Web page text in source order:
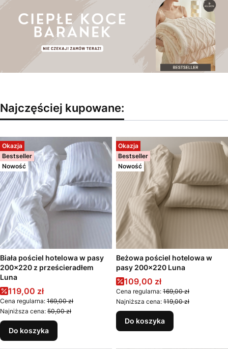
Najczęściej kupowane:
Okazja
Bestseller
Nowość
Biała pościel hotelowa w pasy
200x220 z prześcieradłem
Luna
Cena promocyjna
119,00 zł
Cena regularna: 169,00 zł
Najniższa cena: 50,00 zł
Do koszyka
Okazja
Bestseller
Nowość
Beżowa pościel hotelowa w
pasy 200x220 Luna
Cena promocyjna
109,00 zł
Cena regularna: 169,00 zł
Najniższa cena: 119,00 zł
Do koszyka